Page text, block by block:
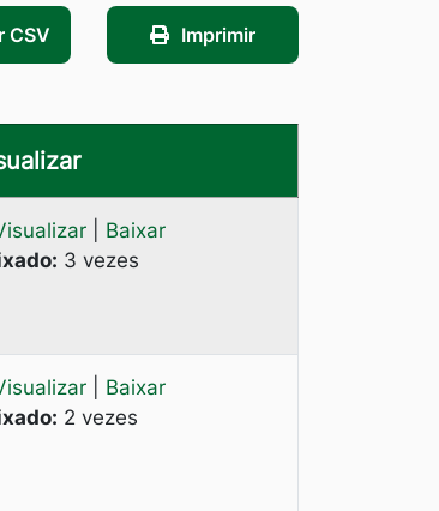
CSV Imprimir
Baixar
3 vezes
Baixar
2 vezes